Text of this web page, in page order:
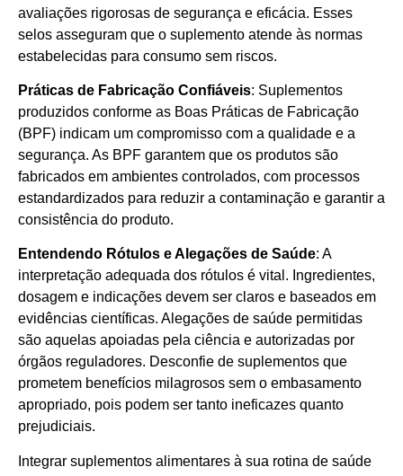
avaliações rigorosas de segurança e eficácia. Esses
selos asseguram que o suplemento atende às normas
estabelecidas para consumo sem riscos.
Práticas de Fabricação Confiáveis: Suplementos
produzidos conforme as Boas Práticas de Fabricação
(BPF) indicam um compromisso com a qualidade e a
segurança. As BPF garantem que os produtos são
fabricados em ambientes controlados, com processos
estandardizados para reduzir a contaminação e garantir a
consistência do produto.
Entendendo Rótulos e Alegações de Saúde: A
interpretação adequada dos rótulos é vital. Ingredientes,
dosagem e indicações devem ser claros e baseados em
evidências científicas. Alegações de saúde permitidas
são aquelas apoiadas pela ciência e autorizadas por
órgãos reguladores. Desconfie de suplementos que
prometem benefícios milagrosos sem o embasamento
apropriado, pois podem ser tanto ineficazes quanto
prejudiciais.
Integrar suplementos alimentares à sua rotina de saúde